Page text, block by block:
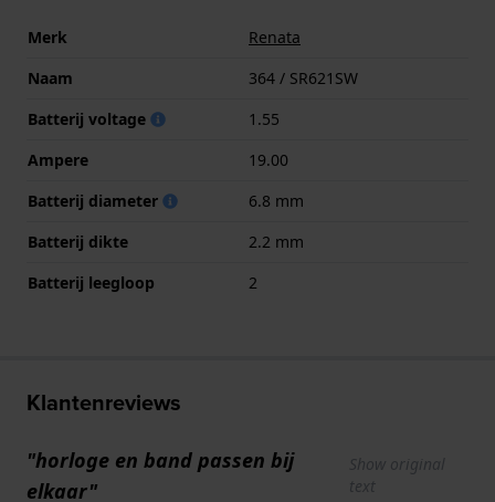
Merk
Renata
Naam
364 / SR621SW
Batterij voltage
1.55
Ampere
19.00
Batterij diameter
6.8 mm
Batterij dikte
2.2 mm
Batterij leegloop
2
Klantenreviews
"horloge en band passen bij
elkaar"
Show original
text